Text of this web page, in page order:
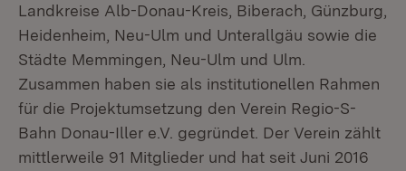
Landkreise Alb-Donau-Kreis, Biberach, Günzburg,
Heidenheim, Neu-Ulm und Unterallgäu sowie die
Städte Memmingen, Neu-Ulm und Ulm.
Zusammen haben sie als institutionellen Rahmen
für die Projektumsetzung den Verein Regio-S-
Bahn Donau-Iller e.V. gegründet. Der Verein zählt
mittlerweile 91 Mitglieder und hat seit Juni 2016